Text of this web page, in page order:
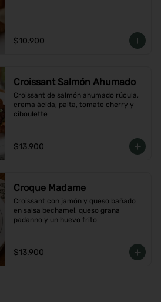
$10.900
Croissant Salmón Ahumado
Croissant de salmón ahumado rúcula,
crema ácida, palta, tomate cherry y
ciboulette
$13.900
Croque Madame
Croissant con jamón y queso bañado
en salsa bechamel, queso grana
padanno y un huevo frito
$13.900